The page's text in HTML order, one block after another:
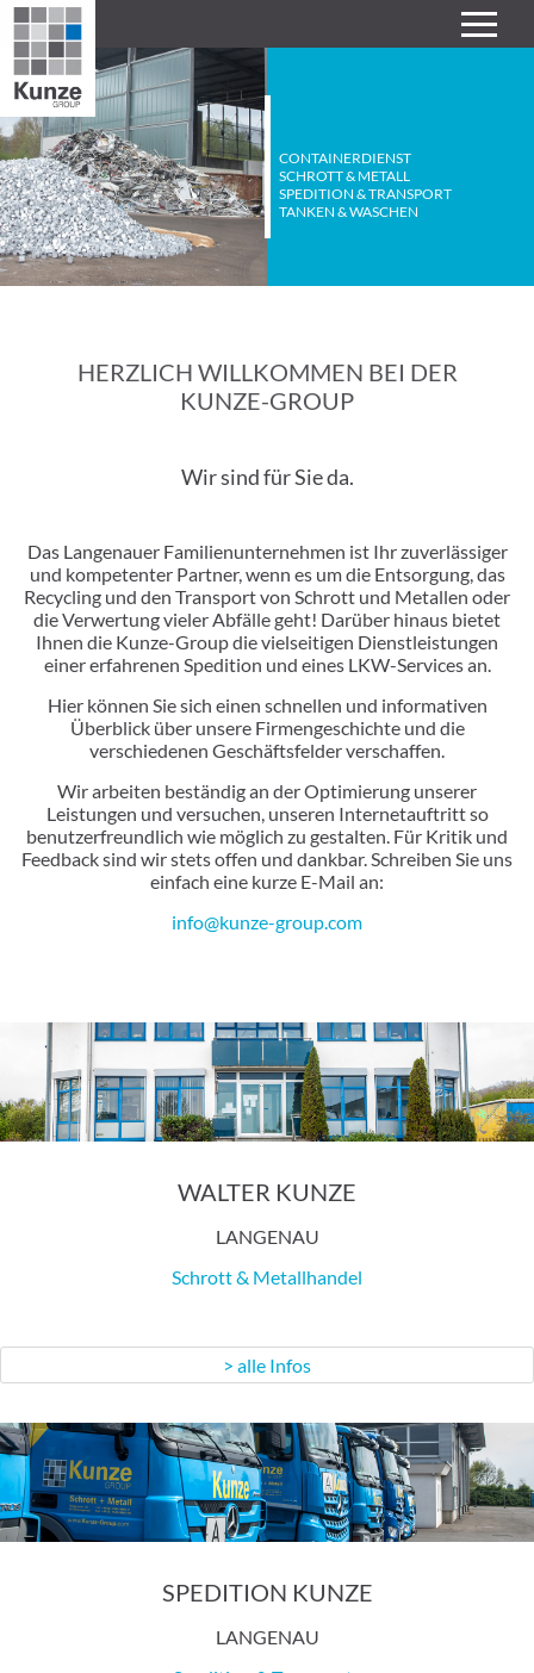
CONTAINERDIENST
SCHROTT & METALL
SPEDITION & TRANSPORT
TANKEN & WASCHEN
HERZLICH WILLKOMMEN BEI DER
KUNZE-GROUP
Wir sind für Sie da.
Das Langenauer Familienunternehmen ist Ihr zuverlässiger
und kompetenter Partner, wenn es um die Entsorgung, das
Recycling und den Transport von Schrott und Metallen oder
die Verwertung vieler Abfälle geht! Darüber hinaus bietet
Ihnen die Kunze-Group die vielseitigen Dienstleistungen
einer erfahrenen Spedition und eines LKW-Services an.
Hier können Sie sich einen schnellen und informativen
Überblick über unsere Firmengeschichte und die
verschiedenen Geschäftsfelder verschaffen.
Wir arbeiten beständig an der Optimierung unserer
Leistungen und versuchen, unseren Internetauftritt so
benutzerfreundlich wie möglich zu gestalten. Für Kritik und
Feedback sind wir stets offen und dankbar. Schreiben Sie uns
einfach eine kurze E-Mail an:
info@kunze-group.com
WALTER KUNZE
LANGENAU
Schrott & Metallhandel
> alle Infos
SPEDITION KUNZE
LANGENAU